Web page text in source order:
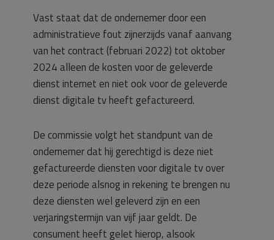
Vast staat dat de ondernemer door een
administratieve fout zijnerzijds vanaf aanvang
van het contract (februari 2022) tot oktober
2024 alleen de kosten voor de geleverde
dienst internet en niet ook voor de geleverde
dienst digitale tv heeft gefactureerd.
De commissie volgt het standpunt van de
ondernemer dat hij gerechtigd is deze niet
gefactureerde diensten voor digitale tv over
deze periode alsnog in rekening te brengen nu
deze diensten wel geleverd zijn en een
verjaringstermijn van vijf jaar geldt. De
consument heeft gelet hierop, alsook